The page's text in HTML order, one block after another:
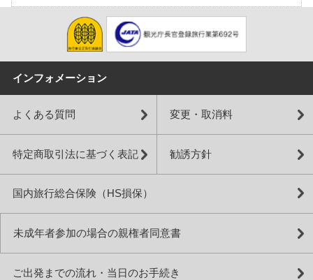
インフォメーション
よくある質問 変更・取消料
特定商取引法に基づく表記 勧誘方針
国内旅行総合保険（HS損保）
未成年者参加の場合の親権者同意書
ご出発までの流れ・当日のお手続き